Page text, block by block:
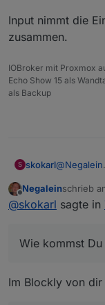
Input nimmt die
zusammen.
IOBroker mit Proxmox
Echo Show 15 als
als Backup
S skokarl@Negalein
Nur ein
falsche
Mach mal
Offline
Negaleinschrieb
zuletzt
@skokarl sagte in
Wie kommst
Im Blockly von